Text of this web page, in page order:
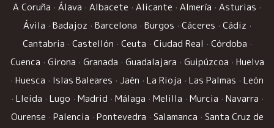
A Coruña · Álava · Albacete · Alicante · Almería · Asturias ·
Ávila · Badajoz · Barcelona · Burgos · Cáceres · Cádiz ·
Cantabria · Castellón · Ceuta · Ciudad Real · Córdoba ·
Cuenca · Girona · Granada · Guadalajara · Guipúzcoa · Huelva
· Huesca · Islas Baleares · Jaén · La Rioja · Las Palmas · León
· Lleida · Lugo · Madrid · Málaga · Melilla · Murcia · Navarra ·
Ourense · Palencia · Pontevedra · Salamanca · Santa Cruz de